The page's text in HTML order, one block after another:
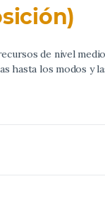
de nivel
hasta los modos y